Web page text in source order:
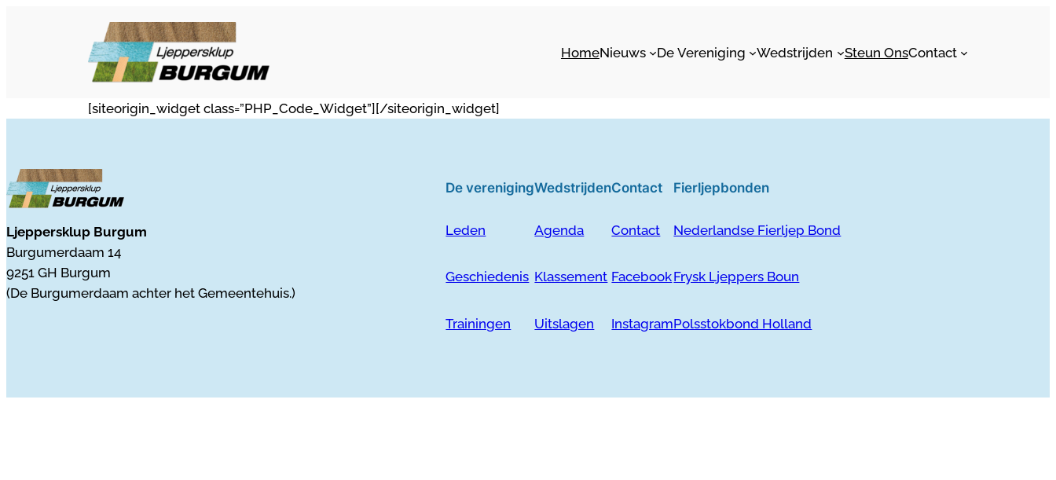
HomeNieuws De Vereniging Wedstrijden Steun OnsContact
[siteorigin_widget class=”PHP_Code_Widget”] [/siteorigin_widget]
Ljeppersklup Burgum
Burgumerdaam 14
9251 GH Burgum
(De Burgumerdaam achter het Gemeentehuis.)
De vereniging
Leden
Geschiedenis
Trainingen
Wedstrijden
Agenda
Klassement
Uitslagen
Contact
Contact
Facebook
Instagram
Fierljepbonden
Nederlandse Fierljep Bond
Frysk Ljeppers Boun
Polsstokbond Holland